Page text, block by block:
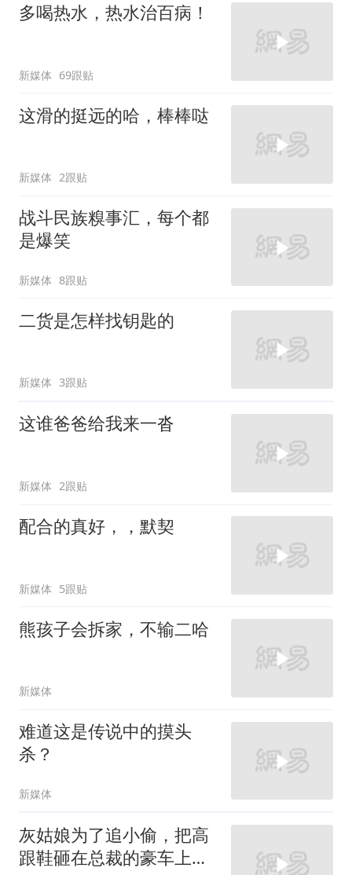
多喝热水，热水治百病！
新媒体 69跟贴
这滑的挺远的哈，棒棒哒
新媒体 2跟贴
战斗民族糗事汇，每个都
是爆笑
新媒体 8跟贴
二货是怎样找钥匙的
新媒体 3跟贴
这谁爸爸给我来一沓
新媒体 2跟贴
配合的真好，，默契
新媒体 5跟贴
熊孩子会拆家，不输二哈
新媒体
难道这是传说中的摸头
杀？
新媒体
灰姑娘为了追小偷，把高
跟鞋砸在总裁的豪车上，